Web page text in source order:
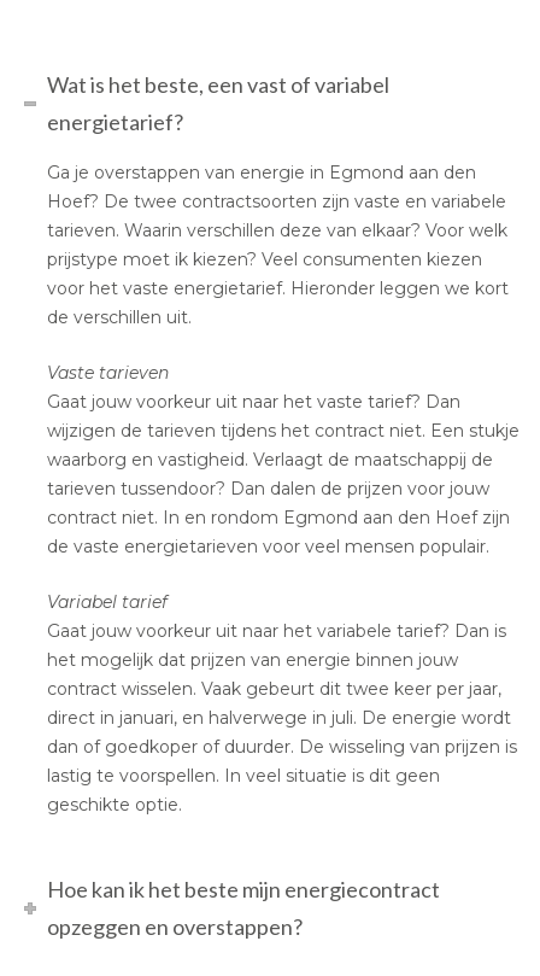
Wat is het beste, een vast of variabel
energietarief?
Ga je overstappen van energie in Egmond aan den
Hoef? De twee contractsoorten zijn vaste en variabele
tarieven. Waarin verschillen deze van elkaar? Voor welk
prijstype moet ik kiezen? Veel consumenten kiezen
voor het vaste energietarief. Hieronder leggen we kort
de verschillen uit.
Vaste tarieven
Gaat jouw voorkeur uit naar het vaste tarief? Dan
wijzigen de tarieven tijdens het contract niet. Een stukje
waarborg en vastigheid. Verlaagt de maatschappij de
tarieven tussendoor? Dan dalen de prijzen voor jouw
contract niet. In en rondom Egmond aan den Hoef zijn
de vaste energietarieven voor veel mensen populair.
Variabel tarief
Gaat jouw voorkeur uit naar het variabele tarief? Dan is
het mogelijk dat prijzen van energie binnen jouw
contract wisselen. Vaak gebeurt dit twee keer per jaar,
direct in januari, en halverwege in juli. De energie wordt
dan of goedkoper of duurder. De wisseling van prijzen is
lastig te voorspellen. In veel situatie is dit geen
geschikte optie.
Hoe kan ik het beste mijn energiecontract
opzeggen en overstappen?